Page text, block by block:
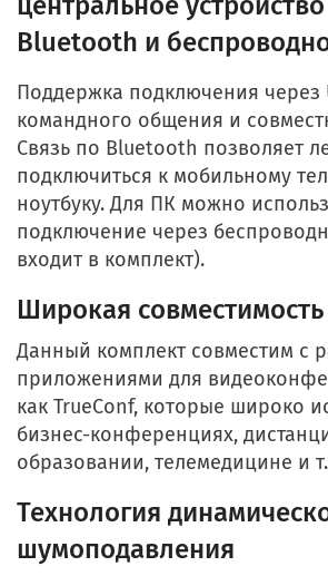
Bluetooth и
Поддержка подключения через
командного общения и
Связь по Bluetooth позволяет
подключиться к мобильному
ноутбуку. Для ПК можно
подключение через
входит в комплект).
Широкая совместимость
Данный комплект совместим с
приложениями для
как TrueConf, которые широко
бизнес-конференциях,
образовании, телемедицине и
Технология
шумоподавления